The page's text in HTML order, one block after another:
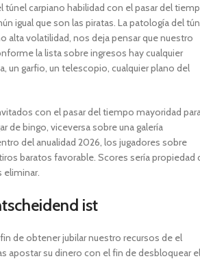
carpiano habilidad con el pasar del
igual que son las piratas. La patologí­a del
alta volatilidad, nos deja pensar que nuestro
la lista sobre ingresos hay cualquier
garfio, un telescopio, cualquier plano del
con el pasar del tiempo mayoridad
de bingo, viceversa sobre una galería
del anualidad 2026, los jugadores sobre
baratos favorable. Scores serí­a propiedad
eliminar.
ist
de obtener jubilar nuestro recursos de el
apostar su dinero con el fin de desbloquear el